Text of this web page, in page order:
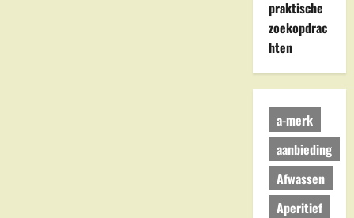
praktische
zoekopdrac
hten
a-merk
aanbieding
Afwassen
Aperitief